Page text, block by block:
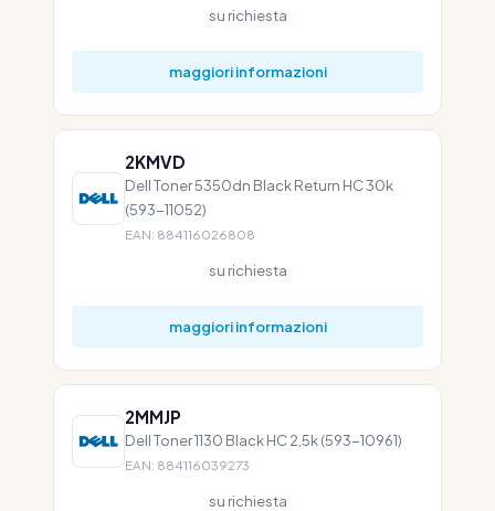
su richiesta
maggiori informazioni
2KMVD
Dell Toner 5350dn Black Return HC 30k
(593-11052)
EAN: 884116026808
su richiesta
maggiori informazioni
2MMJP
Dell Toner 1130 Black HC 2,5k (593-10961)
EAN: 884116039273
su richiesta